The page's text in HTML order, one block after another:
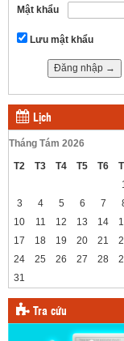
Mật khẩu
Lưu mật khẩu
Lịch
Tháng Tám 2026
T2
T3 T4 T5 T6
3
4 5 6 7
10
11 12 13 14
17
18 19 20 21
24
25 26 27 28
31
Tra cứu